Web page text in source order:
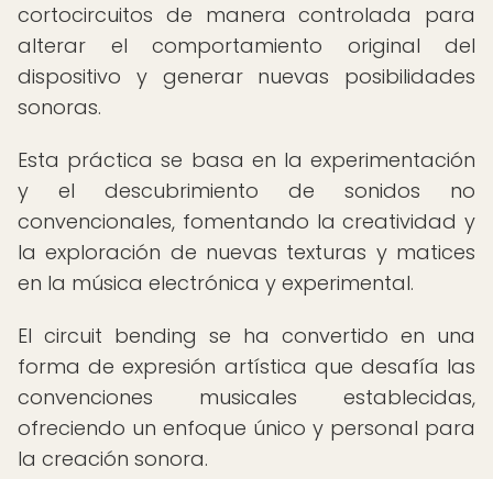
cortocircuitos de manera controlada para
alterar el comportamiento original del
dispositivo y generar nuevas posibilidades
sonoras.
Esta práctica se basa en la experimentación
y el descubrimiento de sonidos no
convencionales, fomentando la creatividad y
la exploración de nuevas texturas y matices
en la música electrónica y experimental.
El circuit bending se ha convertido en una
forma de expresión artística que desafía las
convenciones musicales establecidas,
ofreciendo un enfoque único y personal para
la creación sonora.